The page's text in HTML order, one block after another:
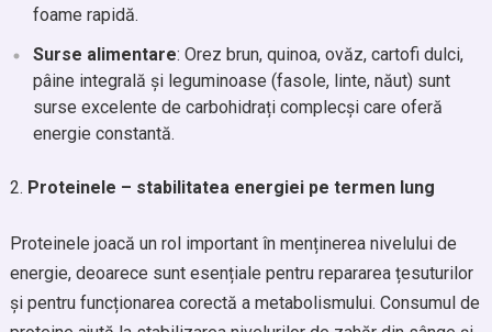
foame rapidă.
Surse alimentare: Orez brun, quinoa, ovăz, cartofi dulci,
pâine integrală și leguminoase (fasole, linte, năut) sunt
surse excelente de carbohidrați complecși care oferă
energie constantă.
Proteinele – stabilitatea energiei pe termen lung
Proteinele joacă un rol important în menținerea nivelului de
energie, deoarece sunt esențiale pentru repararea țesuturilor
și pentru funcționarea corectă a metabolismului. Consumul de